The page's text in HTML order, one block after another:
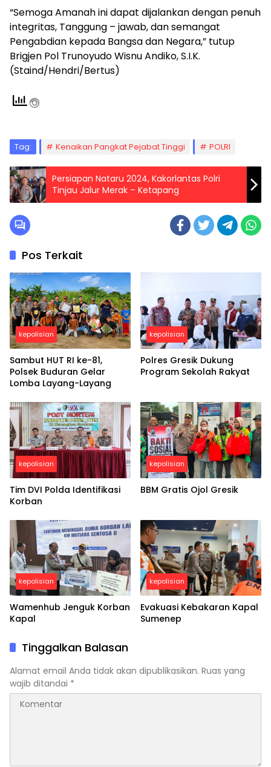
“Semoga Amanah ini dapat dijalankan dengan penuh
integritas, Tanggung – jawab, dan semangat
Pengabdian kepada Bangsa dan Negara,” tutup
Brigjen Pol Trunoyudo Wisnu Andiko, S.I.K.
(Staind/Hendri/Bertus)
Tag: Kenaikan Pangkat Pejabat Tinggi POLRI
Persiapan Nataru 2024, Kakorlantas Polri
Tinjau Jalur Merak – Ketapang
Pos Terkait
kepolisian
Sambut HUT RI ke-81,
Polsek Buduran Gelar
Lomba Layang-Layang
kepolisian
Polres Gresik Dukung
Program Sekolah Rakyat
kepolisian
Tim DVI Polda Identifikasi
Korban
kepolisian
BBM Gratis Ojol Gresik
kepolisian
Wamenhub Jenguk Korban
Kapal
kepolisian
Evakuasi Kebakaran Kapal
Sumenep
Tinggalkan Balasan
Alamat email Anda tidak akan dipublikasikan. Ruas yang
wajib ditandai *